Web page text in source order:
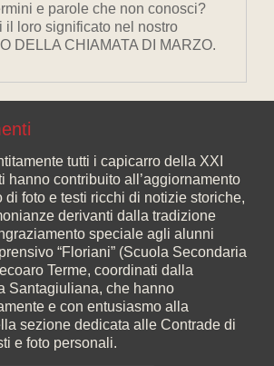
e parole che non conosci?
il loro significato nel nostro
DELLA CHIAMATA DI MARZO.
tutti i capicarro della XXI
hanno contribuito all’aggiornamento
di foto e testi ricchi di notizie storiche,
derivanti dalla tradizione
speciale agli alunni
“Floriani” (Scuola Secondaria
Terme, coordinati dalla
Santagiuliana, che hanno
e con entusiasmo alla
sezione dedicata alle Contrade di
e foto personali.